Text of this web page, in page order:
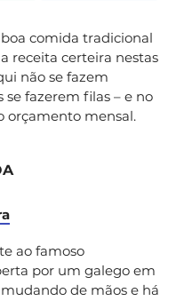
comida tradicional
receita certeira nestas
não se fazem
se fazerem filas – e no
orçamento mensal.
ao famoso
por um galego em
de mãos e há